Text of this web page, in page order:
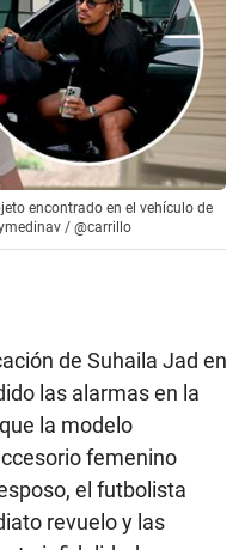
encontrado en el vehículo de
/ @carrillo
de Suhaila Jad en
las alarmas en la
la modelo
femenino
el futbolista
revuelo y las